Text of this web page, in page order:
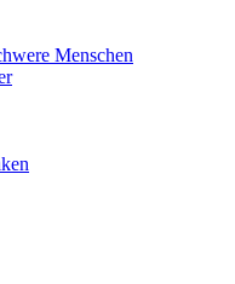
Menschen​